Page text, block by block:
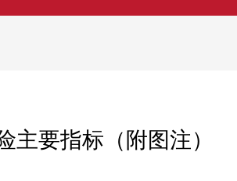
主要指标（附图注）